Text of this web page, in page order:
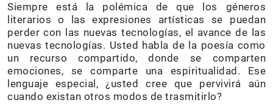
Siempre está la polémica de que los géneros
literarios o las expresiones artísticas se puedan
perder con las nuevas tecnologías, el avance de las
nuevas tecnologías. Usted habla de la poesía como
un recurso compartido, donde se comparten
emociones, se comparte una espiritualidad. Ese
lenguaje especial, ¿usted cree que pervivirá aún
cuando existan otros modos de trasmitirlo?